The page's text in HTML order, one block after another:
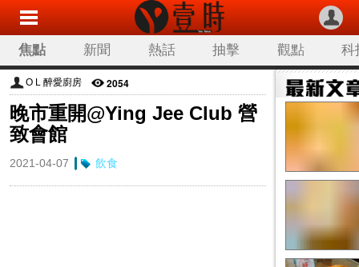
焦點 新聞 熱話 抽擊 觀點 科
O L 醉愛廚房 2054
晚市重開@Ying Jee Club 營
致會館
2021-04-07 飲食